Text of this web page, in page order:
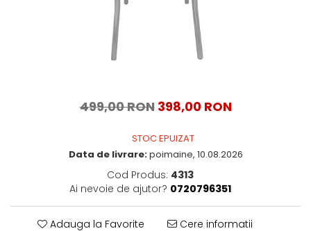
499,00 RON 398,00 RON
STOC EPUIZAT
Data de livrare:poimaine, 10.08.2026
Cod Produs: 4313
Ai nevoie de ajutor? 0720796351
Adauga la Favorite Cere informatii